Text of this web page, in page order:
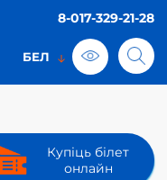
8-017-329-21-28
Купіць білет
онлайн